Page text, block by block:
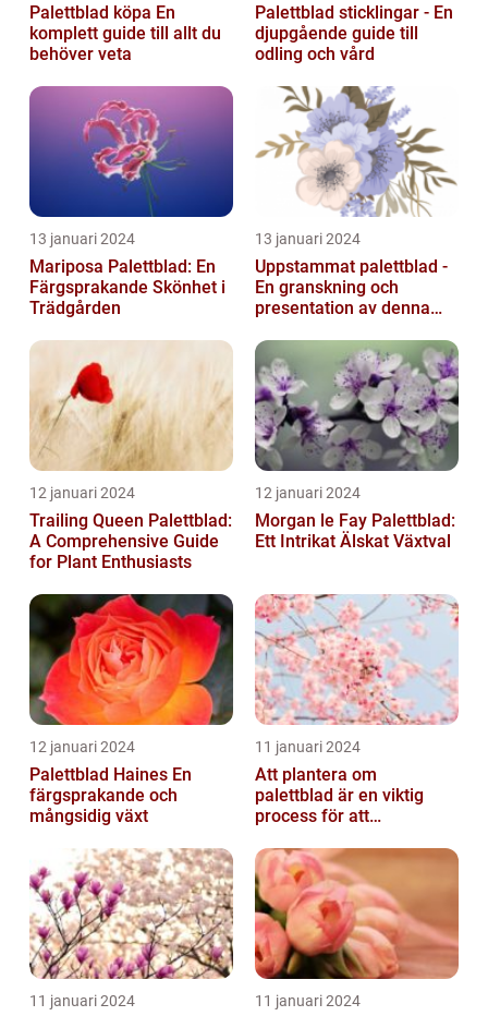
Palettblad köpa En
komplett guide till allt du
behöver veta
Palettblad sticklingar - En
djupgående guide till
odling och vård
13 januari 2024
Mariposa Palettblad: En
Färgsprakande Skönhet i
Trädgården
13 januari 2024
Uppstammat palettblad -
En granskning och
presentation av denna
12 januari 2024
Trailing Queen Palettblad:
A Comprehensive Guide
for Plant Enthusiasts
12 januari 2024
Morgan le Fay Palettblad:
Ett Intrikat Älskat Växtval
12 januari 2024
Palettblad Haines En
färgsprakande och
mångsidig växt
11 januari 2024
Att plantera om
palettblad är en viktig
process för att
överlevnad och tillväxt...
11 januari 2024 11 januari 2024